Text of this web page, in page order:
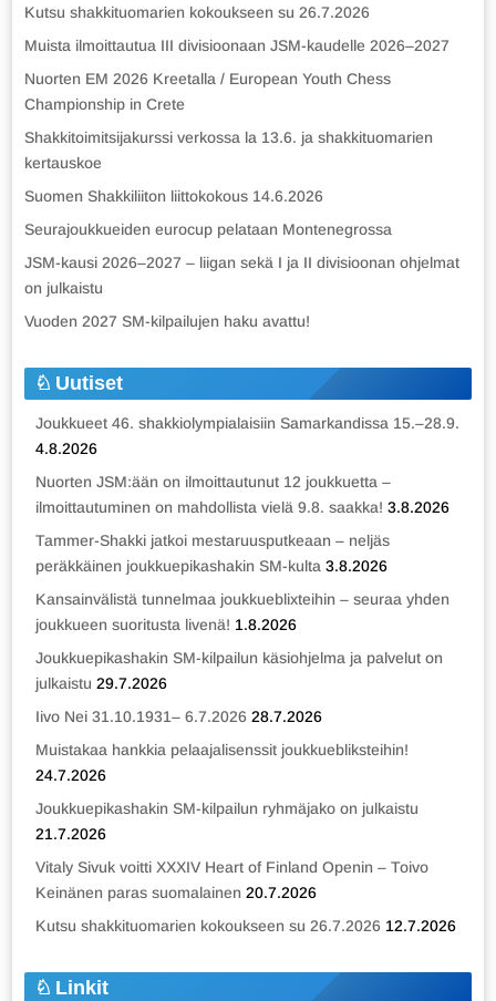
Kutsu shakkituomarien kokoukseen su 26.7.2026
Muista ilmoittautua III divisioonaan JSM-kaudelle 2026–2027
Nuorten EM 2026 Kreetalla / European Youth Chess
Championship in Crete
Shakkitoimitsijakurssi verkossa la 13.6. ja shakkituomarien
kertauskoe
Suomen Shakkiliiton liittokokous 14.6.2026
Seurajoukkueiden eurocup pelataan Montenegrossa
JSM-kausi 2026–2027 – liigan sekä I ja II divisioonan ohjelmat
on julkaistu
Vuoden 2027 SM-kilpailujen haku avattu!
Uutiset
Joukkueet 46. shakkiolympialaisiin Samarkandissa 15.–28.9.
4.8.2026
Nuorten JSM:ään on ilmoittautunut 12 joukkuetta –
ilmoittautuminen on mahdollista vielä 9.8. saakka! 3.8.2026
Tammer-Shakki jatkoi mestaruusputkeaan – neljäs
peräkkäinen joukkuepikashakin SM-kulta 3.8.2026
Kansainvälistä tunnelmaa joukkueblixteihin – seuraa yhden
joukkueen suoritusta livenä! 1.8.2026
Joukkuepikashakin SM-kilpailun käsiohjelma ja palvelut on
julkaistu 29.7.2026
Iivo Nei 31.10.1931– 6.7.2026 28.7.2026
Muistakaa hankkia pelaajalisenssit joukkuebliksteihin!
24.7.2026
Joukkuepikashakin SM-kilpailun ryhmäjako on julkaistu
21.7.2026
Vitaly Sivuk voitti XXXIV Heart of Finland Openin – Toivo
Keinänen paras suomalainen 20.7.2026
Kutsu shakkituomarien kokoukseen su 26.7.2026 12.7.2026
Linkit